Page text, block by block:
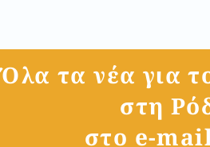
Όλα τα νέα για
στη
στο e-